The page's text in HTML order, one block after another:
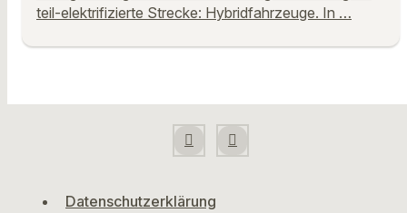
teil-elektrifizierte Strecke: Hybridfahrzeuge. In …
Datenschutzerklärung